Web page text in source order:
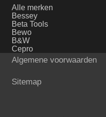
Alle merken
Bessey
Beta Tools
Bewo
B&W
Cepro
Algemene voorwaarden
Sitemap